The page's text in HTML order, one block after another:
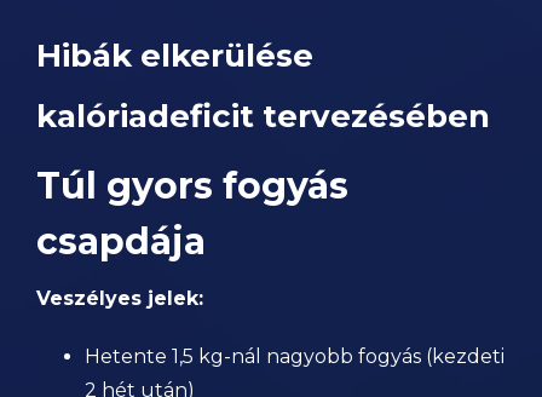
Hibák elkerülése
kalóriadeficit tervezésében
Túl gyors fogyás
csapdája
Veszélyes jelek:
Hetente 1,5 kg-nál nagyobb fogyás (kezdeti
2 hét után)